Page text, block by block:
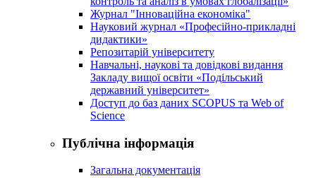
Журнал "Інноваційна економіка"
Науковий журнал «Професійно-прикладні
дидактики»
Репозитарій університету
Навчальні, наукові та довідкові видання
Закладу вищої освіти «Подільський
державний університет»
Доступ до баз даних SCOPUS та Web of
Science
Публічна інформація
Загальна документація